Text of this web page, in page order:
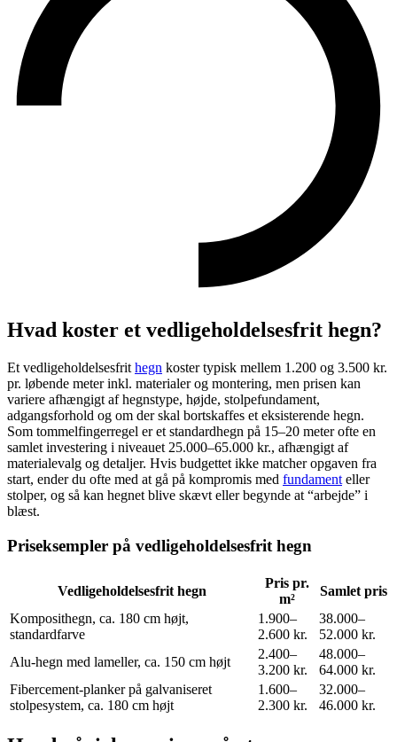
Hvad koster et vedligeholdelsesfrit hegn?
Et vedligeholdelsesfrit hegn koster typisk mellem 1.200 og 3.500 kr.
pr. løbende meter inkl. materialer og montering, men prisen kan
variere afhængigt af hegnstype, højde, stolpefundament,
adgangsforhold og om der skal bortskaffes et eksisterende hegn.
Som tommelfingerregel er et standardhegn på 15–20 meter ofte en
samlet investering i niveauet 25.000–65.000 kr., afhængigt af
materialevalg og detaljer. Hvis budgettet ikke matcher opgaven fra
start, ender du ofte med at gå på kompromis med fundament eller
stolper, og så kan hegnet blive skævt eller begynde at “arbejde” i
blæst.
Priseksempler på vedligeholdelsesfrit hegn
Vedligeholdelsesfrit hegn
Pris pr.
m²
Samlet pris
Komposithegn, ca. 180 cm højt,
standardfarve
1.900–
2.600 kr.
38.000–
52.000 kr.
Alu-hegn med lameller, ca. 150 cm højt
2.400–
3.200 kr.
48.000–
64.000 kr.
Fibercement-planker på galvaniseret
stolpesystem, ca. 180 cm højt
1.600–
2.300 kr.
32.000–
46.000 kr.